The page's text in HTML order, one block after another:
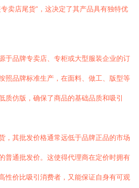
卖店尾货”，这决定了其产品具有独特优
于品牌专卖店、专柜或大型服装企业的订
照品牌标准生产，在面料、做工、版型等
质仿版，确保了商品的基础品质和吸引
，其批发价格通常远低于品牌正品的市场
普通批发价。这使得代理商在定价时拥有
性价比吸引消费者，又能保证自身有可观